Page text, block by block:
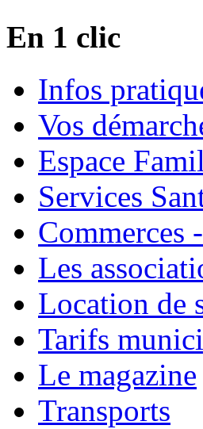
En 1 clic
Infos
Vos
Espace
Services
Commerces
Les
Location de
Tarifs
Le magazine
Transports